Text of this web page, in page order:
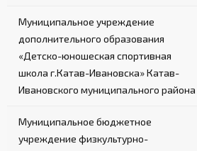
Муниципальное учреждение
дополнительного образования
«Детско-юношеская спортивная
школа г.Катав-Ивановска» Катав-
Ивановского муниципального района
Муниципальное бюджетное
учреждение физкультурно-